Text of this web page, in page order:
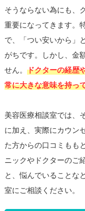
そうならない為にも、
重要になってきます。
で、「つい安いから」
がちです。しかし、金
せん。 ドクターの経歴
常に大きな意味を持っ
美容医療相談室では、
に加え、実際にカウン
た方からの口コミもも
ニックやドクターのご
と、悩んでいることな
室にご相談ください。